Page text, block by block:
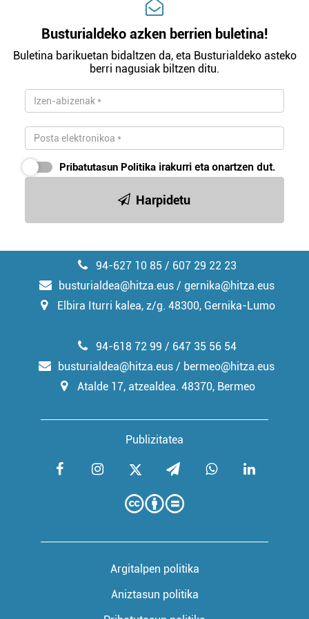
Busturialdeko azken berrien buletina!
Buletina barikuetan bidaltzen da, eta Busturialdeko asteko
berri nagusiak biltzen ditu.
Pribatutasun Politika irakurri eta onartzen dut.
Harpidetu
94-627 10 85 / 607 29 22 23
busturialdea@hitza.eus / gernika@hitza.eus
Elbira Iturri kalea, z/g. 48300, Gernika-Lumo
Publizitatea
94-618 72 99 / 647 35 56 54
busturialdea@hitza.eus / bermeo@hitza.eus
Atalde 17, atzealdea. 48370, Bermeo
Argitalpen politika
Aniztasun politika